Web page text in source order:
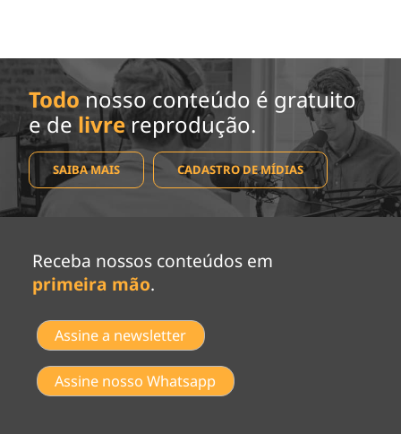
Todo nosso conteúdo é gratuito
e de livrereprodução.
SAIBA MAIS CADASTRO DE MÍDIAS
Receba nossos conteúdos em
primeira mão.
Assine a newsletter
Assine nosso Whatsapp